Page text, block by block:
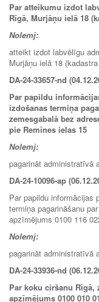
Par atteikumu izdot
Rīgā, Murjāņu ielā 18
Nolemj:
atteikt izdot labvēlīgu
Murjāņu ielā 18
DA-24-33657-nd
Par papildu
izdošanas termiņa
zemesgabalā bez
pie Remīnes ielas 15
Nolemj:
pagarināt administratīvā
DA-24-10096-ap
Par papildu informācijas
termiņa pagarināšanu
apzīmējums 0100 116
Nolemj:
pagarināt administratīvā
DA-24-33936-nd
Par koku ciršanu Rīgā,
apzīmējums 0100 010